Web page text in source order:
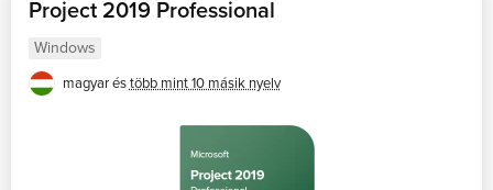
Project 2019 Professional
Windows
magyar éstöbb mint 10 másik nyelv